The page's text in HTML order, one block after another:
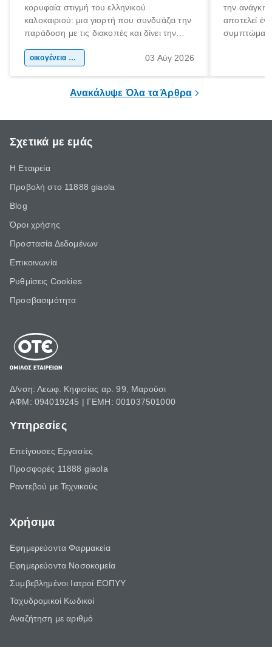
κορυφαία στιγμή του ελληνικού
καλοκαιριού: μια γιορτή που συνδυάζει την
παράδοση με τις διακοπές και δίνει την
χώρας. Είτε πρόκειται για λίγες μέρες
οικογένεια & παιδί 03 Αύγ 2026
την ανάγκη
αποτελεί
Ανακάλυψε Όλα τα Άρθρα
Σχετικά με εμάς
Η Εταιρεία
Προβολή στο 11888 giaola
Blog
Όροι χρήσης
Προστασία Δεδομένων
Επικοινωνία
Ρυθμίσεις Cookies
Προσβασιμότητα
Δ/νση: Λεωφ. Κηφισίας αρ. 99, Μαρούσι
ΑΦΜ: 094019245 | ΓΕΜΗ: 001037501000
Υπηρεσίες
Επείγουσες Εργασίες
Προσφορές 11888 giaola
Ραντεβού με Τεχνικούς
Χρήσιμα
Εφημερεύοντα Φαρμακεία
Εφημερεύοντα Νοσοκομεία
Συμβεβλημένοι Ιατροί ΕΟΠΥΥ
Ταχυδρομικοί Κωδικοί
Αναζήτηση με αριθμό